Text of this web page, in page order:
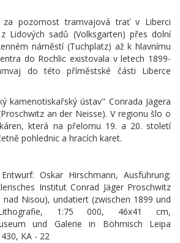
pozornost tramvajová trať v Liberci
Lidových sadů (Volksgarten) přes dolní
náměstí (Tuchplatz) až k hlavnímu
do Rochlic existovala v letech 1899-
do této příměstské části Liberce
kamenotiskařský ústav" Conrada Jägera
an der Neisse). V regionu šlo o
která na přelomu 19. a 20. století
pohlednic a hracích karet.
Oskar Hirschmann, Ausführung:
Institut Conrad Jäger Proschwitz
Nisou), undatiert (zwischen 1899 und
1:75 000, 46x41 cm,
und Galerie in Böhmisch Leipa
KA - 22